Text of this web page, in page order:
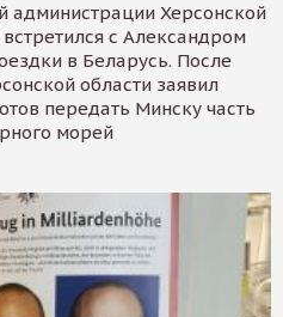
администрации Херсонской
с Александром
в Беларусь. После
области заявил
передать Минску часть
морей